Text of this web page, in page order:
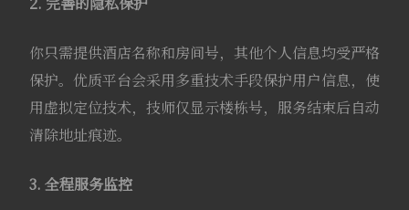
你只需提供酒店名称和房间号，其他个人信息均受严格
保护。优质平台会采用多重技术手段保护用户信息，使
用虚拟定位技术，技师仅显示楼栋号，服务结束后自动
清除地址痕迹。
3. 全程服务监控